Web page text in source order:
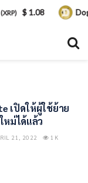
เปิดให้ผู้ใช้ย้าย
หม่ได้แล้ว
21, 2022 1K
$ 1.08